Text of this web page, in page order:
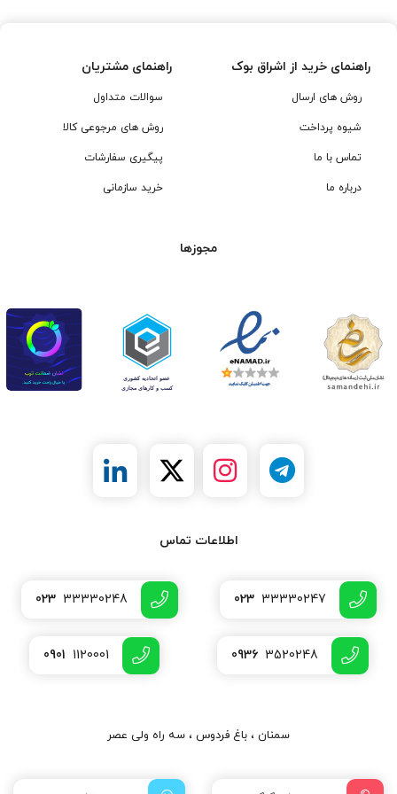
راهنمای خرید از اشراق بوک
روش های ارسال
شیوه پرداخت
تماس با ما
درباره ما
راهنمای مشتریان
سوالات متداول
روش های مرجوعی کالا
پیگیری سفارشات
خرید سازمانی
مجوزها
اطلاعات تماس
023 33330247
023 33330248
0936 3520248
0901 1120001
سمنان ، باغ فردوس ، سه راه ولی عصر